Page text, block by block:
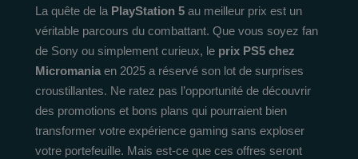
La quête de la PlayStation 5 au meilleur prix est un
véritable parcours du combattant. Que vous soyez fan
de Sony ou simplement curieux, le prix PS5 chez
Micromaniaen 2025 a réservé son lot de surprises
croustillantes. Ne ratez pas l’opportunité de découvrir
des promotions et bons plans qui pourraient bien
transformer votre expérience gaming sans exploser
votre portefeuille. Mais est-ce que ces offres seront